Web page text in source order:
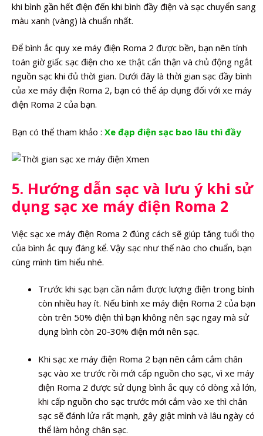
khi bình gần hết điện đến khi bình đầy điện và sạc chuyển sang
màu xanh (vàng) là chuẩn nhất.
Để bình ắc quy xe máy điện Roma 2 được bền, bạn nên tính
toán giờ giấc sạc điện cho xe thật cẩn thận và chủ động ngắt
nguồn sạc khi đủ thời gian. Dưới đây là thời gian sạc đầy bình
của xe máy điện Roma 2, bạn có thể áp dụng đối với xe máy
điện Roma 2 của bạn.
Bạn có thể tham khảo : Xe đạp điện sạc bao lâu thì đầy
5. Hướng dẫn sạc và lưu ý khi sử
dụng sạc xe máy điện Roma 2
Việc sạc xe máy điện Roma 2 đúng cách sẽ giúp tăng tuổi thọ
của bình ắc quy đáng kể. Vậy sạc như thế nào cho chuẩn, bạn
cùng mình tìm hiểu nhé.
Trước khi sạc bạn cần nắm được lượng điện trong bình
còn nhiều hay ít. Nếu bình xe máy điện Roma 2 của bạn
còn trên 50% điện thì bạn không nên sạc ngay mà sử
dụng bình còn 20-30% điện mới nên sạc.
Khi sạc xe máy điện Roma 2 bạn nên cắm cắm chân
sạc vào xe trước rồi mới cấp nguồn cho sạc, vì xe máy
điện Roma 2 được sử dụng bình ắc quy có dòng xả lớn,
khi cấp nguồn cho sạc trước mới cắm vào xe thì chân
sạc sẽ đánh lửa rất mạnh, gây giật mình và lâu ngày có
thể làm hỏng chân sạc.